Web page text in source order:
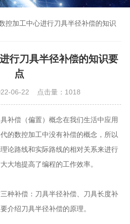
控加工中心进行刀具半径补偿的知识
行刀具半径补偿的知识要
点
06-22 点击量： 1018
补偿（偏置）概念在我们生活中应用
的数控加工中没有补偿的概念，所以
论路线和实际路线的相对关系来进行
大地提高了编程的工作效率。
补偿：刀具半径补偿、刀具长度补
介绍刀具半径补偿的原理。